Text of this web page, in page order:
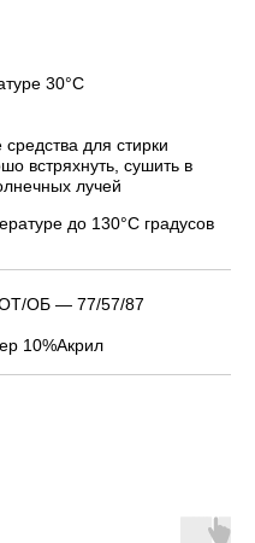
30°С
для стирки
встряхнуть, сушить в
лучей
до 130°С градусов
ОБ — 77/57/87
10%Акрил